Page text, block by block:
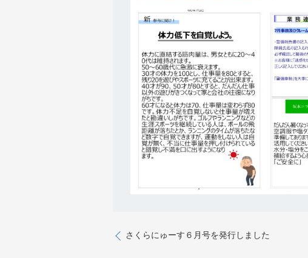
さくらにゅーす６月号を発行しました